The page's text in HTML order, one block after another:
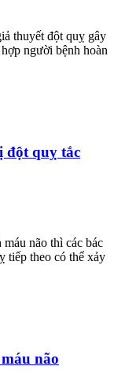
thuyết đột quỵ gây
người bệnh hoàn
đột quỵ tắc
não thì các bác
tiếp theo có thể xảy
não